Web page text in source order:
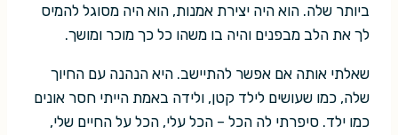
ביותר שלה. הוא היה יצירת אמנות, הוא היה מסוגל להמיס
לך את הלב מבפנים והיה בו משהו כל כך מוכר ומושך.
שאלתי אותה אם אפשר להתיישב. היא הנהנה עם החיוך
שלה, כמו שעושים לילד קטן, ולידה באמת הייתי חסר אונים
כמו ילד. סיפרתי לה הכל – הכל עלי, הכל על החיים שלי,